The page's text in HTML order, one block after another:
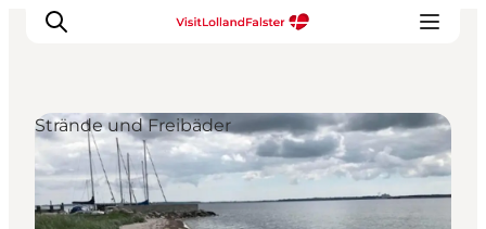
Natur und Outdoor
Familienurlaub
Strände und Freibäder